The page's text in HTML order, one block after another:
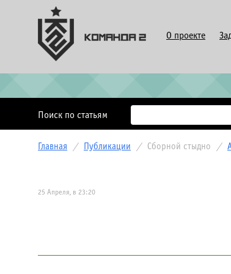
О проекте
Поиск по статьям
Главная / Публикации / Сборной стыдно /
25 Апреля, в 23:20